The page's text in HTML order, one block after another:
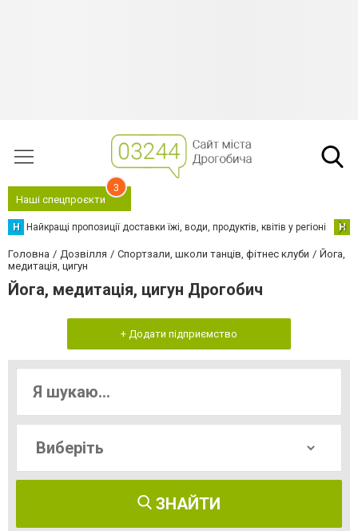
Наші спецпроєкти
3
Н Найкращі пропозиції доставки їжі, води, продуктів, квітів у регіоні Н
Головна Дозвілля Спортзали, школи танців, фітнес клуби
Йога,
медитація, цигун
Йога, медитація, цигун Дрогобич
+ Додати підприємство
ЗНАЙТИ